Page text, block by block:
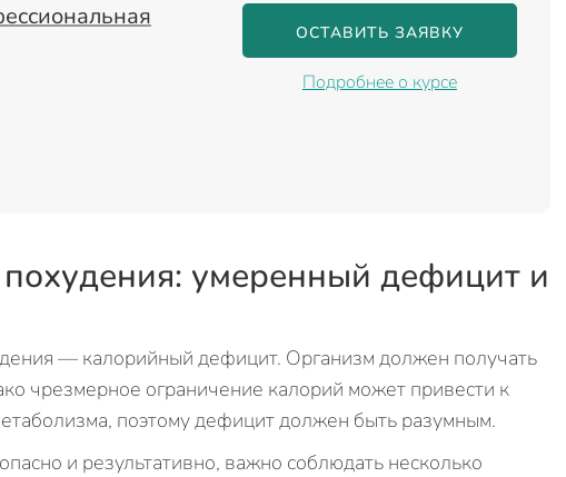
ОСТАВИТЬ ЗАЯВКУ
Подробнее о курсе
умеренный дефицит и
— калорийный дефицит. Организм должен получать
чрезмерное ограничение калорий может привести к
поэтому дефицит должен быть разумным.
и результативно, важно соблюдать несколько